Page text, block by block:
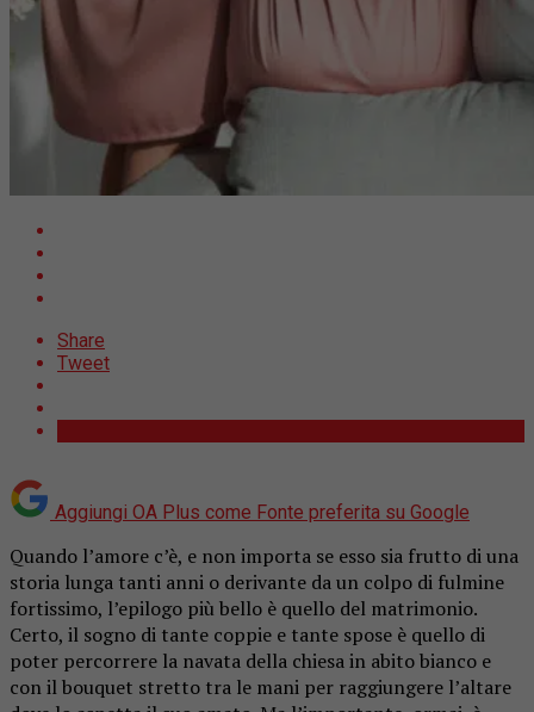
Share
Tweet
Aggiungi OA Plus come Fonte preferita su Google
Quando l’amore c’è, e non importa se esso sia frutto di una
storia lunga tanti anni o derivante da un colpo di fulmine
fortissimo, l’epilogo più bello è quello del matrimonio.
Certo, il sogno di tante coppie e tante spose è quello di
poter percorrere la navata della chiesa in abito bianco e
con il bouquet stretto tra le mani per raggiungere l’altare